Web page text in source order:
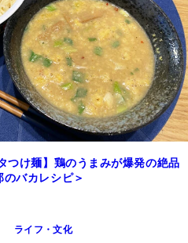
つけ麺】鶏のうまみが爆発の絶品
バカレシピ＞
ライフ・文化